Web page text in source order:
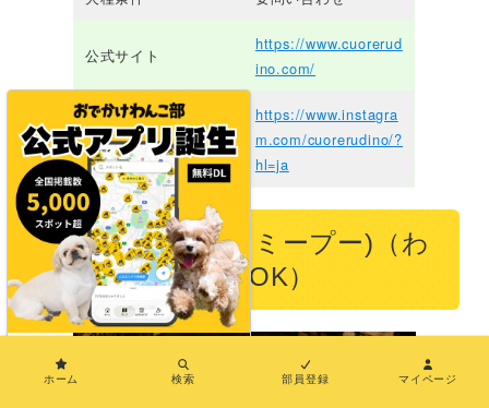
公式サイト
https://www.cuorerud
ino.com/
公式Instagramアカウ
ント
https://www.instagra
m.com/cuorerudino/?
hl=ja
Sammy Pooh(サミープー)（わ
んこテラスのみOK）
ホーム 検索 部員登録 マイページ